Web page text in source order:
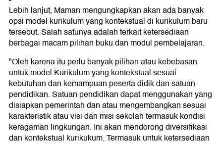
Lebih lanjut, Maman mengungkapkan akan ada banyak
opsi model kurikulum yang kontekstual di kurikulum baru
tersebut. Salah satunya adalah terkait ketersediaan
berbagai macam pilihan buku dan modul pembelajaran.
"Oleh karena itu perlu banyak pilihan atau kebebasan
untuk model Kurikulum yang kontekstual sesuai
kebutuhan dan kemampuan peserta didik dan satuan
pendidikan. Satuan pendidikan dapat menggunakan yang
disiapkan pemerintah dan atau mengembangkan sesuai
karakteristik atau visi dan misi sekolah termasuk kondisi
keragaman lingkungan. Ini akan mendorong diversifikasi
dan kontekstual kurikukum. Termasuk untuk ketersediaan